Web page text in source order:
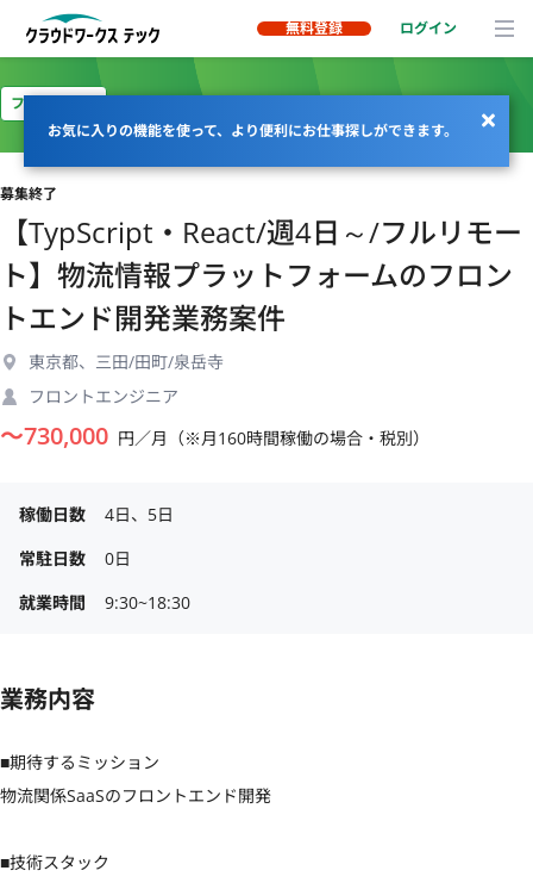
無料登録 ログイン
お気に入りの機能を使って、より便利にお仕事探しができます。
フルリモート
募集終了
【TypScript・React/週4日～/フルリモー
ト】物流情報プラットフォームのフロン
トエンド開発業務案件
東京都、三田/田町/泉岳寺
フロントエンジニア
〜730,000 円／月（※月160時間稼働の場合・税別）
稼働日数
4日、5日
常駐日数
0日
就業時間
9:30~18:30
業務内容
■期待するミッション
物流関係SaaSのフロントエンド開発
■技術スタック